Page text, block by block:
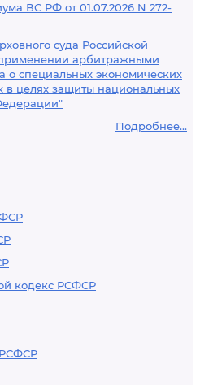
ВС РФ от 01.07.2026 N 272-
суда Российской
арбитражными
о специальных экономических
в целях защиты национальных
Подробнее...
кодекс РСФСР
РСФСР